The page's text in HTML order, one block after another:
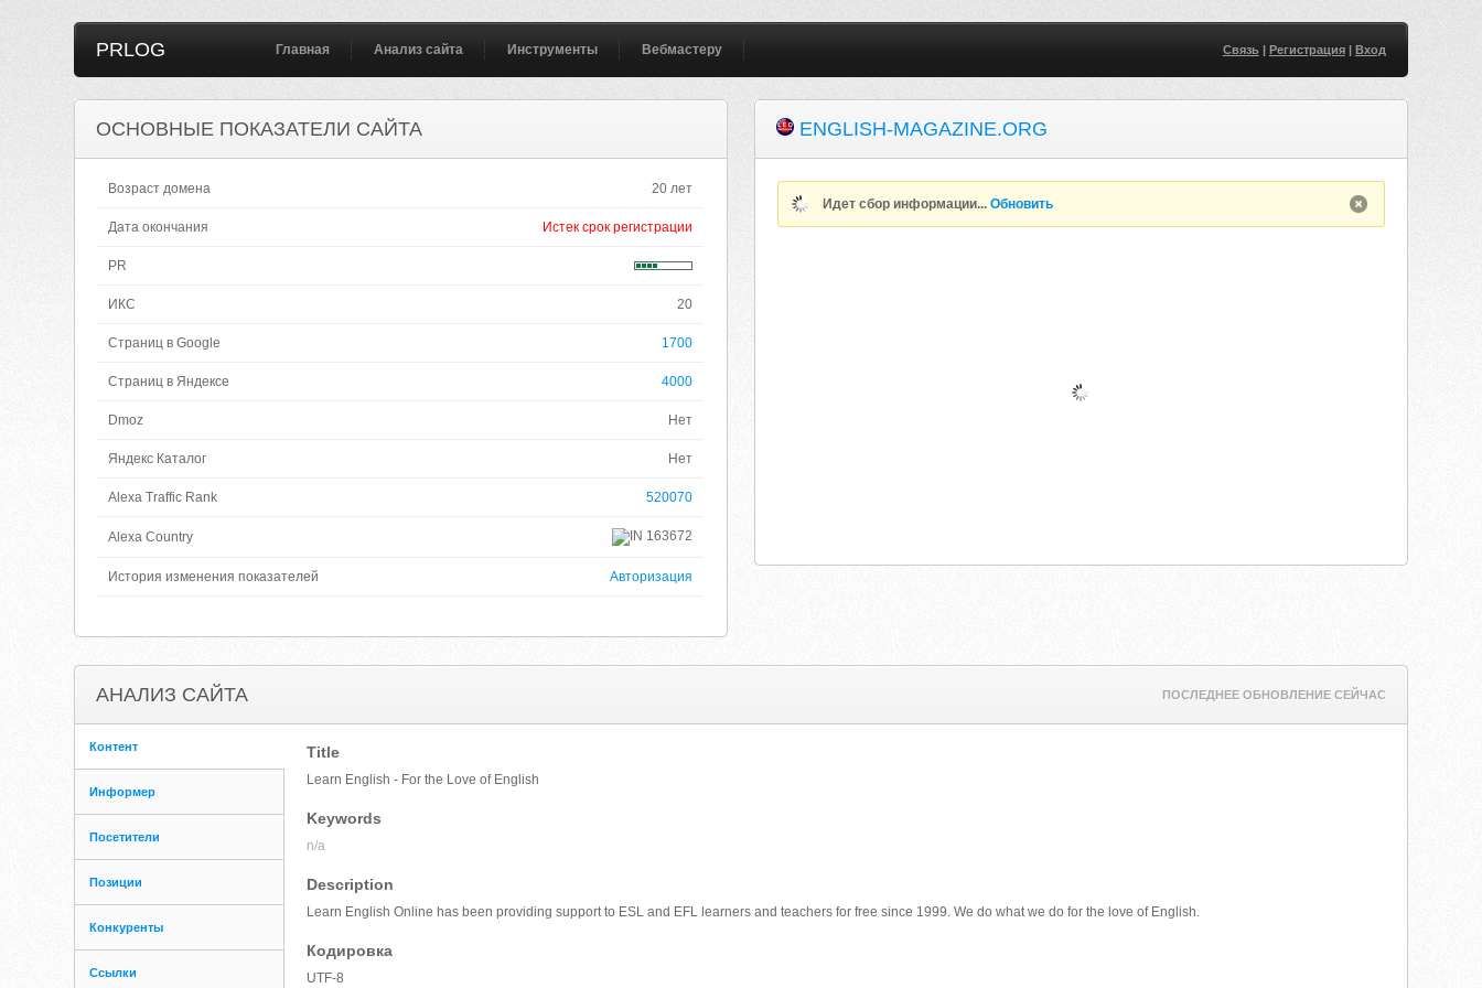
PRLOG Главная Анализ сайта Инструменты Вебмастеру Связь| Регистрация| Вход
ОСНОВНЫЕ ПОКАЗАТЕЛИ САЙТА
Возраст домена 20 лет
Дата окончания Истек срок регистрации
PR
ИКС 20
Страниц в Google 1700
Страниц в Яндексе 4000
Dmoz Нет
Яндекс Каталог Нет
Alexa Traffic Rank 520070
Alexa Country 163672
История изменения показателей Авторизация
ENGLISH-MAGAZINE.ORG
Идет сбор информации...Обновить
АНАЛИЗ САЙТА ПОСЛЕДНЕЕ ОБНОВЛЕНИЕ СЕЙЧАС
Контент
Информер
Посетители
Позиции
Конкуренты
Ссылки
Title
Learn English - For the Love of English
Keywords
n/a
Description
Learn English Online has been providing support to ESL and EFL learners and teachers for free since 1999. We do what we do for the love of English.
Кодировка
UTF-8